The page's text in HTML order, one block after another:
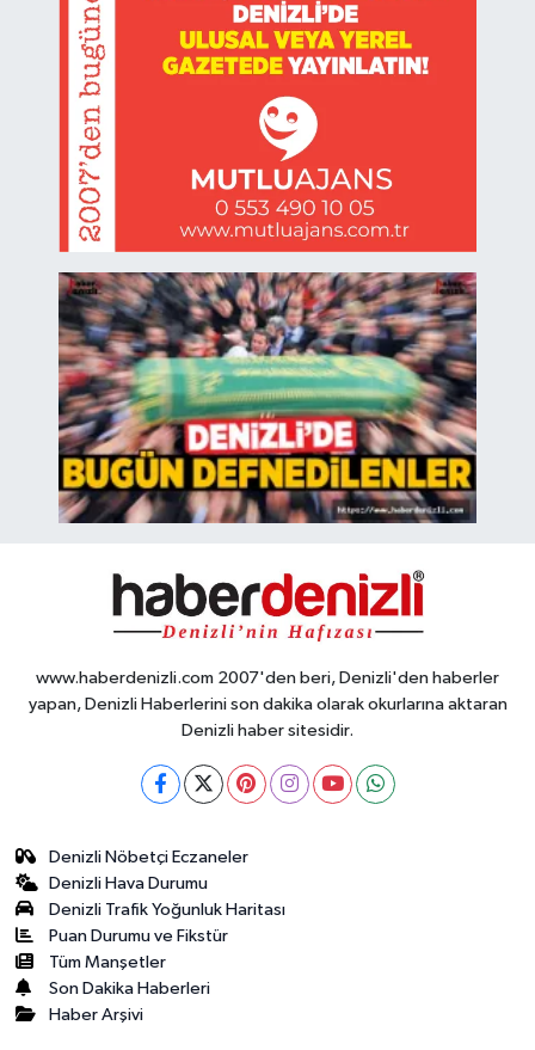
www.haberdenizli.com 2007'den beri, Denizli'den haberler
yapan, Denizli Haberlerini son dakika olarak okurlarına aktaran
Denizli haber sitesidir.
Denizli Nöbetçi Eczaneler
Denizli Hava Durumu
Denizli Trafik Yoğunluk Haritası
Puan Durumu ve Fikstür
Tüm Manşetler
Son Dakika Haberleri
Haber Arşivi